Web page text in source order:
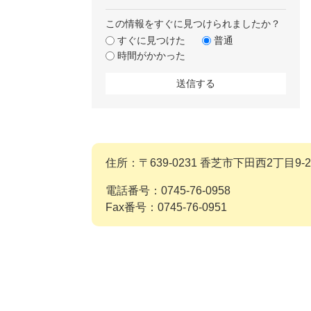
この情報をすぐに見つけられましたか？
すぐに見つけた
普通
時間がかかった
住所：〒639-0231 香芝市下田西2丁目9-
電話番号：0745-76-0958
Fax番号：0745-76-0951